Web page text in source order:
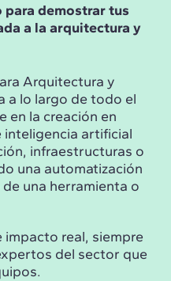
demostrar tus
a la arquitectura y
Arquitectura y
a lo largo de todo el
en la creación en
inteligencia artificial
infraestructuras o
una automatización
una herramienta o
impacto real, siempre
del sector que